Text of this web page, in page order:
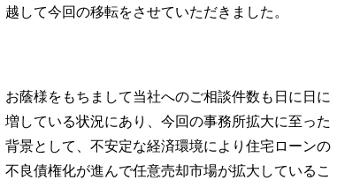
越して今回の移転をさせていただきました。
お蔭様をもちまして当社へのご相談件数も日に日に
増している状況にあり、今回の事務所拡大に至った
背景として、不安定な経済環境により住宅ローンの
不良債権化が進んで任意売却市場が拡大しているこ